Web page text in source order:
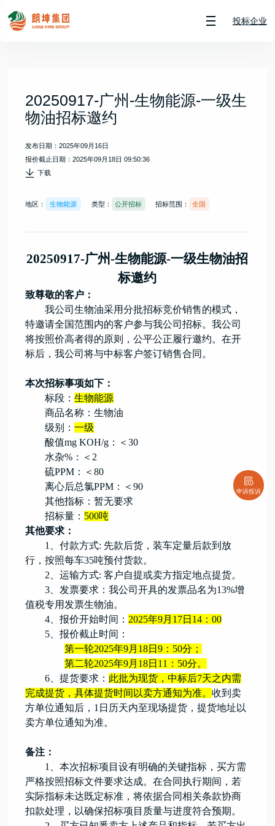
投标企业
20250917-广州-生物能源-一级生
物油招标邀约
发布日期：2025年09月16日
报价截止日期：2025年09月18日 09:50:36
下载
地区： 生物能源 类型： 公开招标 招标范围： 全国
20250917-广州-生物能源-一级生物油招
标邀约
致尊敬的客户：
我公司生物油采用分批招标竞价销售的模式 ，
特邀请全国范围内的客户参与我公司招标。我公司
将按照价高者得的原则，公平公正履行邀约。在开
标后，我公司将与中标客户签订销售合同。
本次招标事项如下：
标段：生物能源
商品名称：生物油
级别：一级
酸值mg KOH/g ：＜30
水杂% ： ＜ 2
硫PPM ： ＜80
离心后总氯PPM ： ＜90
其他指标 ：暂无要求
招标量： 500吨
其他要求：
1、付款方式: 先款后货，装车定量后款到放
行 ，按照每车35吨预付货款。
2、运输方式:客户自提或卖方指定地点提货。
3、发票要求：我公司开具的发票品名为13%增
值税专用发票生物油。
4、报价开始时间 ： 2025年9月 17日 14：00
5、报价截止时间 ：
第一轮2025年9月 18日9：50分；
第二轮2025年9月 18日 11：50分。
6、提货要求： 此批为现货，中标后7天之内需
完成提货，具体提货时间以卖方通知为准。收到卖
方单位通知后， 1日历天内至现场提货，提货地址以
卖方单位通知为准。
备注：
1、本次招标项目设有明确的关键指标，买方需
严格按照招标文件要求达成。在合同执行期间，若
实际指标未达既定标准，将依据合同相关条款协商
扣款处理，以确保招标项目质量与进度符合预期。
申诉投诉